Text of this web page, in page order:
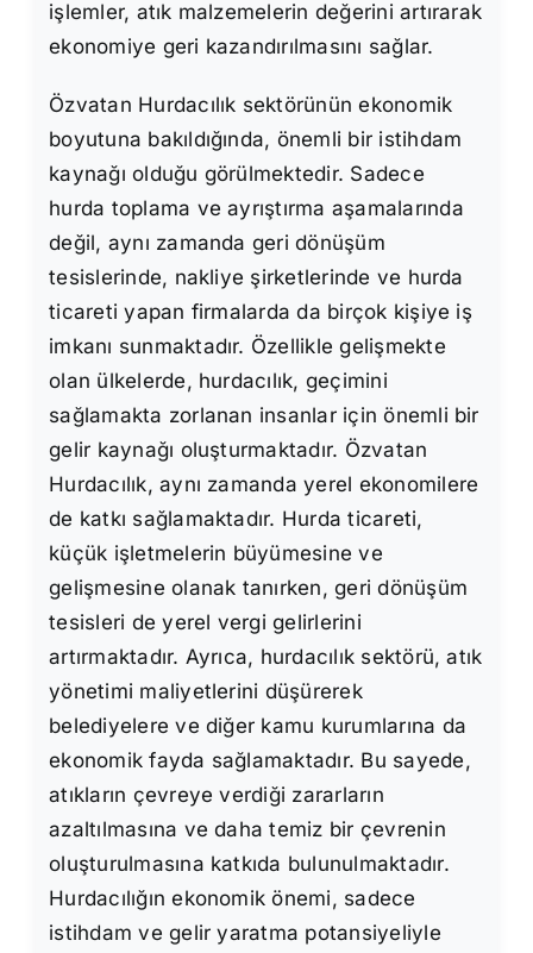
işlemler, atık malzemelerin değerini artırarak
ekonomiye geri kazandırılmasını sağlar.
Özvatan Hurdacılık sektörünün ekonomik
boyutuna bakıldığında, önemli bir istihdam
kaynağı olduğu görülmektedir. Sadece
hurda toplama ve ayrıştırma aşamalarında
değil, aynı zamanda geri dönüşüm
tesislerinde, nakliye şirketlerinde ve hurda
ticareti yapan firmalarda da birçok kişiye iş
imkanı sunmaktadır. Özellikle gelişmekte
olan ülkelerde, hurdacılık, geçimini
sağlamakta zorlanan insanlar için önemli bir
gelir kaynağı oluşturmaktadır. Özvatan
Hurdacılık, aynı zamanda yerel ekonomilere
de katkı sağlamaktadır. Hurda ticareti,
küçük işletmelerin büyümesine ve
gelişmesine olanak tanırken, geri dönüşüm
tesisleri de yerel vergi gelirlerini
artırmaktadır. Ayrıca, hurdacılık sektörü, atık
yönetimi maliyetlerini düşürerek
belediyelere ve diğer kamu kurumlarına da
ekonomik fayda sağlamaktadır. Bu sayede,
atıkların çevreye verdiği zararların
azaltılmasına ve daha temiz bir çevrenin
oluşturulmasına katkıda bulunulmaktadır.
Hurdacılığın ekonomik önemi, sadece
istihdam ve gelir yaratma potansiyeliyle